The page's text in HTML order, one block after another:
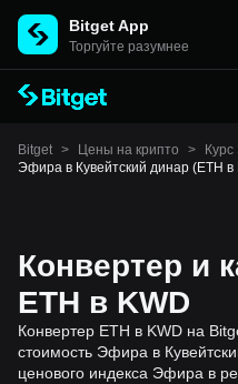
Bitget App
Торгуйте разумнее
Bitget > Цены на крипто >
Эфира в Кувейтский динар (ETH в
Конвертер и
ETH в KWD
Конвертер ETH в KWD на
стоимость Эфира в
ценового индекса Эфира в